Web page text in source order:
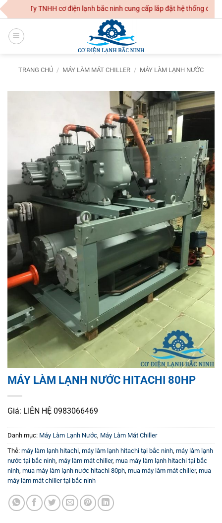
Skip
to
content
Công Ty TNHH cơ điện lạnh bắc ninh cung cấp lắp đặt hệ thống điều
TRANG CHỦ / MÁY LÀM MÁT CHILLER / MÁY LÀM LẠNH NƯỚC
MÁY LÀM LẠNH NƯỚC HITACHI 80HP
Giá: LIÊN HỆ 0983066469
Danh mục: Máy Làm Lạnh Nước, Máy Làm Mát Chiller
Thẻ: máy làm lạnh hitachi, máy làm lạnh hitachi tại bắc ninh, máy làm lạnh
nước tại bắc ninh, máy làm mát chiller, mua máy làm lạnh hitachi tại bắc
ninh, mua máy làm lạnh nước hitachi 80ph, mua máy làm mát chiller, mua
máy làm mát chiller tại bắc ninh